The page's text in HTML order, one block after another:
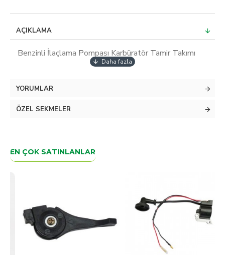
AÇIKLAMA
Benzinli İlaçlama Pompası Karbüratör Tamir Takımı
YORUMLAR
ÖZEL SEKMELER
EN ÇOK SATINLANLAR